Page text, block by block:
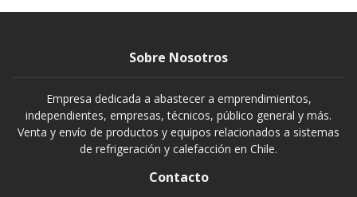
Sobre Nosotros
Empresa dedicada a abastecer a emprendimientos,
independientes, empresas, técnicos, público general y más.
Venta y envío de productos y equipos relacionados a sistemas
de refrigeración y calefacción en Chile.
Contacto